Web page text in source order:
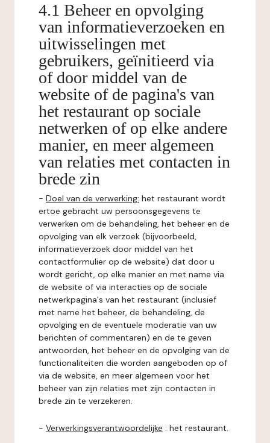
4.1 Beheer en opvolging
van informatieverzoeken en
uitwisselingen met
gebruikers, geïnitieerd via
of door middel van de
website of de pagina's van
het restaurant op sociale
netwerken of op elke andere
manier, en meer algemeen
van relaties met contacten in
brede zin
- Doel van de verwerking: het restaurant wordt
ertoe gebracht uw persoonsgegevens te
verwerken om de behandeling, het beheer en de
opvolging van elk verzoek (bijvoorbeeld,
informatieverzoek door middel van het
contactformulier op de website) dat door u
wordt gericht, op elke manier en met name via
de website of via interacties op de sociale
netwerkpagina's van het restaurant (inclusief
met name het beheer, de behandeling, de
opvolging en de eventuele moderatie van uw
berichten of commentaren) en de te geven
antwoorden, het beheer en de opvolging van de
functionaliteiten die worden aangeboden op of
via de website, en meer algemeen voor het
beheer van zijn relaties met zijn contacten in
brede zin te verzekeren.
- Verwerkingsverantwoordelijke : het restaurant.